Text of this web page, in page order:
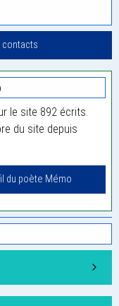
contacts
le site 892 écrits.
du site depuis
du poète Mémo